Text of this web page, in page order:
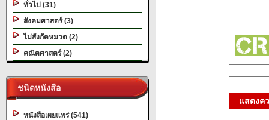
ทั่วไป (31)
สังคมศาสตร์ (3)
ไม่สังกัดหมวด (2)
คณิตศาสตร์ (2)
ชนิดหนังสือ
หนังสือเผยแพร่ (541)
แสดงค